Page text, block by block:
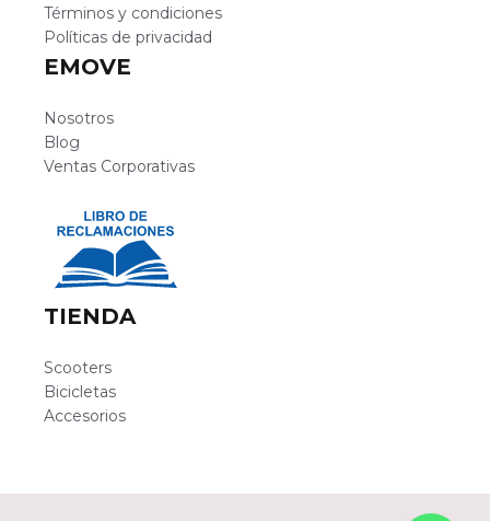
Términos y condiciones
Políticas de privacidad
EMOVE
Nosotros
Blog
Ventas Corporativas
TIENDA
Scooters
Bicicletas
Accesorios